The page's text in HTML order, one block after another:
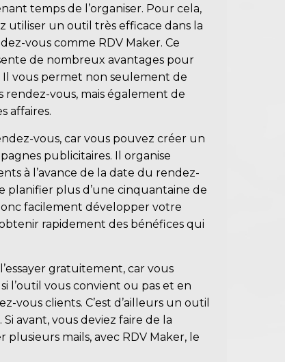
temps de l’organiser. Pour cela,
utiliser un outil très efficace dans la
vous comme RDV Maker. Ce
de nombreux avantages pour
Il vous permet non seulement de
rendez-vous, mais également de
affaires.
vous, car vous pouvez créer un
publicitaires. Il organise
à l’avance de la date du rendez-
planifier plus d’une cinquantaine de
facilement développer votre
rapidement des bénéfices qui
gratuitement, car vous
l’outil vous convient ou pas et en
vous clients. C’est d’ailleurs un outil
avant, vous deviez faire de la
mails, avec RDV Maker, le